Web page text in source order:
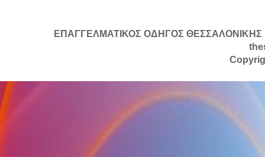
ΕΠΑΓΓΕΛΜΑΤΙΚΟΣ ΟΔΗΓΟΣ ΘΕΣΣΑΛΟΝΙΚΗΣ